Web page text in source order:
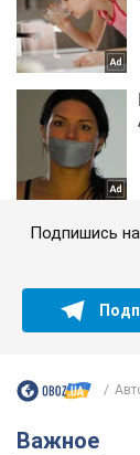
Подпишись
Важное